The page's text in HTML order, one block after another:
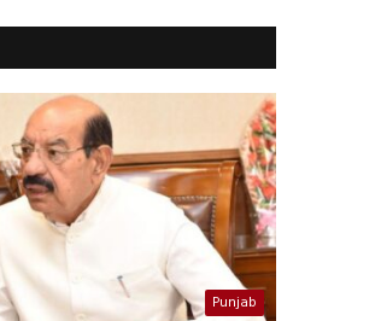
Punjab